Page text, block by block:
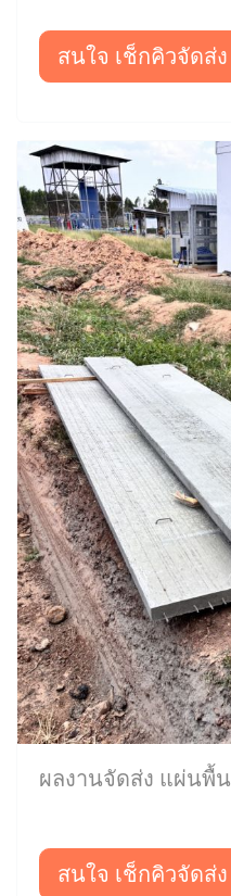
สนใจ เช็กคิวจัดส่ง
ผลงานจัดส่ง แผ่นพื้น
สนใจ เช็กคิวจัดส่ง